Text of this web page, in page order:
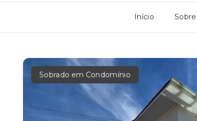
Início Sobre
Sobrado em Condomínio